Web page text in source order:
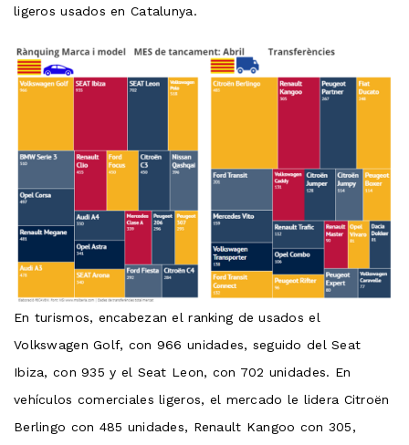
ligeros usados ​​en Catalunya.
En turismos, encabezan el ranking de usados ​​el
Volkswagen Golf, con 966 unidades, seguido del Seat
Ibiza, con 935 y el Seat Leon, con 702 unidades. En
vehículos comerciales ligeros, el mercado le lidera Citroën
Berlingo con 485 unidades, Renault Kangoo con 305,